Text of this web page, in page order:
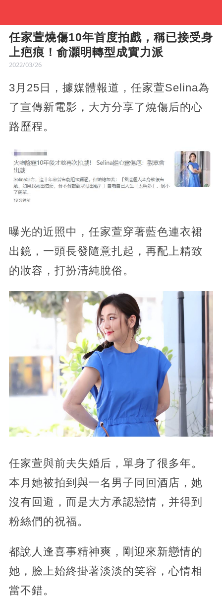
任家萱燒傷10年首度拍戲，稱已接受身
上疤痕！俞灝明轉型成實力派
2022/03/26
3月25日，據媒體報道，任家萱Selina為
了宣傳新電影，大方分享了燒傷后的心
路歷程。
曝光的近照中，任家萱穿著藍色連衣裙
出鏡，一頭長發隨意扎起，再配上精致
的妝容，打扮清純脫俗。
任家萱與前夫失婚后，單身了很多年。
本月她被拍到與一名男子同回酒店，她
沒有回避，而是大方承認戀情，并得到
粉絲們的祝福。
都說人逢喜事精神爽，剛迎來新戀情的
她，臉上始終掛著淡淡的笑容，心情相
當不錯。